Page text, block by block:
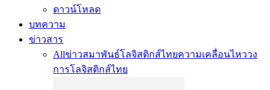
ดาวน์โหลด
บทความ
ข่าวสาร
Allข่าวสมาพันธ์โลจิสติกส์ไทยความเคลื่อนไหววง
การโลจิสติกส์ไทย